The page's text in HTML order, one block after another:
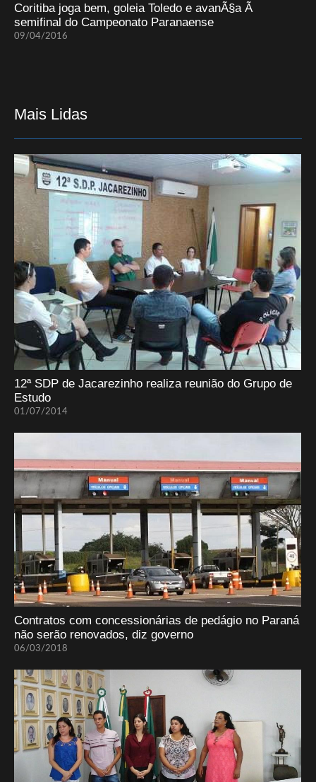
Coritiba joga bem, goleia Toledo e avanÃ§a Ã
semifinal do Campeonato Paranaense
09/04/2016
Mais Lidas
12ª SDP de Jacarezinho realiza reunião do Grupo de
Estudo
01/07/2014
Contratos com concessionárias de pedágio no Paraná
não serão renovados, diz governo
06/03/2018